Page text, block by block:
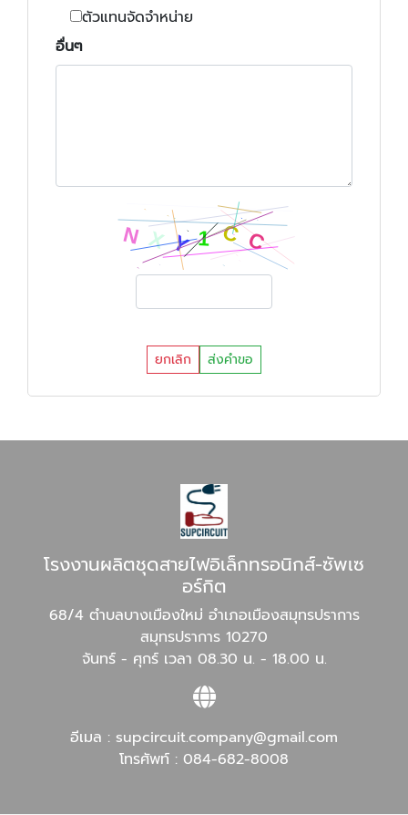
ตัวแทนจัดจำหน่าย
อื่นๆ
ยกเลิก ส่งคำขอ
โรงงานผลิตชุดสายไฟอิเล็กทรอนิกส์-ซัพเซ
อร์กิต
68/4 ตำบลบางเมืองใหม่ อำเภอเมืองสมุทรปราการ
สมุทรปราการ 10270
จันทร์ - ศุกร์ เวลา 08.30 น. - 18.00 น.
อีเมล : supcircuit.company@gmail.com
โทรศัพท์ : 084-682-8008